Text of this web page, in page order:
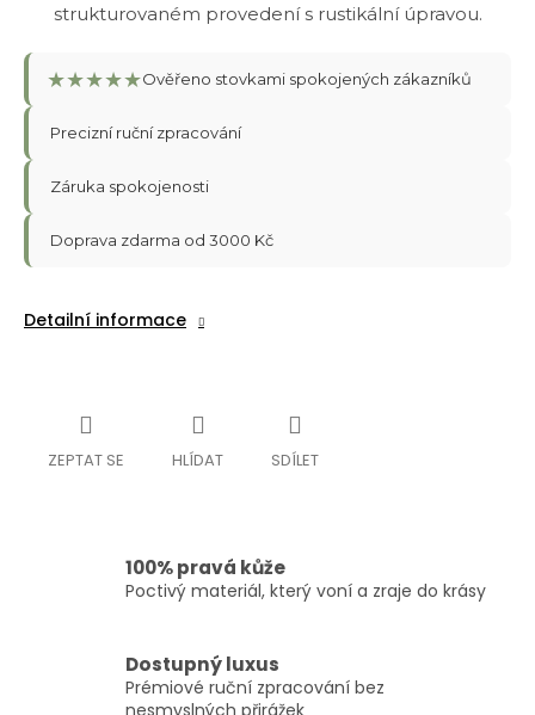
strukturovaném provedení s rustikální úpravou.
★★★★★Ověřeno stovkami spokojených zákazníků
Precizní ruční zpracování
Záruka spokojenosti
Doprava zdarma od 3000 Kč
Detailní informace
ZEPTAT SE HLÍDAT SDÍLET
100% pravá kůže
Poctivý materiál, který voní a zraje do krásy
Dostupný luxus
Prémiové ruční zpracování bez
nesmyslných přirážek